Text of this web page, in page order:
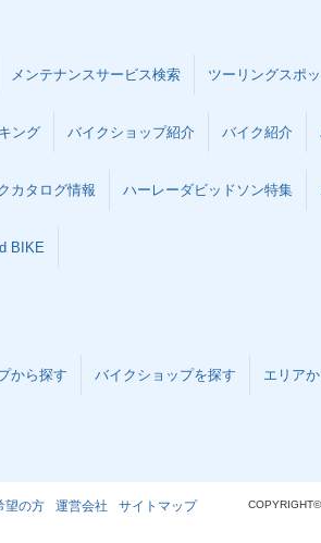
メンテナンスサービス検索 ツーリングスポッ
ング バイクショップ紹介 バイク紹介
カタログ情報 ハーレーダビッドソン特集
BIKE
から探す バイクショップを探す エリア
望の方 運営会社 サイトマップ